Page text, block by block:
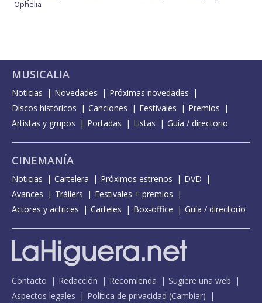
Ophelia
MUSICALIA
Noticias Novedades
Próximas novedades
Discos históricos
Canciones Festivales
Premios
Artistas y grupos
Portadas Listas Guía / directorio
CINEMANÍA
Noticias Cartelera Próximos estrenos
DVD
Avances
Tráilers
Festivales + premios
Actores y actrices
Carteles Box-office Guía / directorio
Contacto Redacción Recomienda
Sugiere una web
Aspectos legales
Política de privacidad (Cambiar)